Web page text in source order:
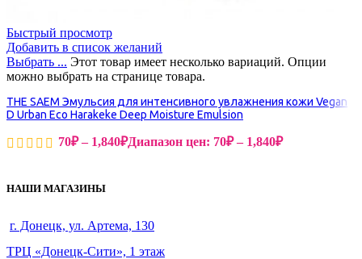
Быстрый просмотр
Добавить в список желаний
Выбрать ... Этот товар имеет несколько вариаций. Опции
можно выбрать на странице товара.
THE SAEM Эмульсия для интенсивного увлажнения кожи Vegan
D Urban Eco Harakeke Deep Moisture Emulsion
70₽ – 1,840₽Диапазон цен: 70₽ – 1,840₽
НАШИ МАГАЗИНЫ
г. Донецк, ул. Артема, 130
ТРЦ «Донецк-Сити», 1 этаж